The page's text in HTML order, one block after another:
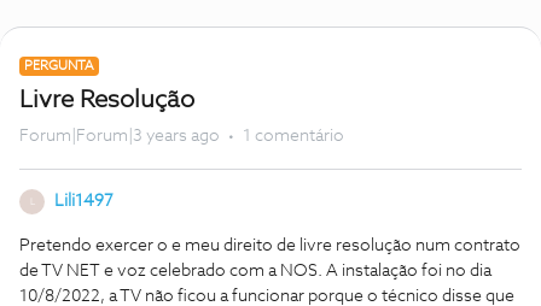
PERGUNTA
Livre Resolução
Forum|Forum|3 years ago 1 comentário
Lili1497
Pretendo exercer o e meu direito de livre resolução num contrato
de TV NET e voz celebrado com a NOS. A instalação foi no dia
10/8/2022, a TV não ficou a funcionar porque o técnico disse que